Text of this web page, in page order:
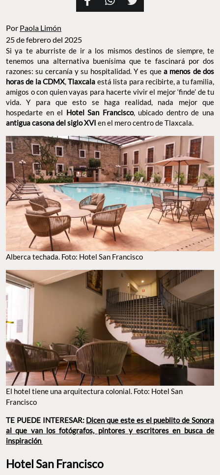
Por Paola Limón
25 de febrero del 2025
Si ya te aburriste de ir a los mismos destinos de siempre, te
tenemos una alternativa buenísima que te fascinará por dos
razones: su cercanía y su hospitalidad. Y es que a menos de dos
horas de la CDMX,Tlaxcala está lista para recibirte, a tu familia,
amigos o con quien vayas para hacerte vivir el mejor ‘finde’ de tu
vida. Y para que esto se haga realidad, nada mejor que
hospedarte en el Hotel San Francisco, ubicado dentro de una
antigua casona del siglo XVI en el mero centro de Tlaxcala.
Alberca techada. Foto: Hotel San Francisco
El hotel tiene una arquitectura colonial. Foto: Hotel San
Francisco
TE PUEDE INTERESAR: Dicen que este es el pueblito de Sonora
al que van los fotógrafos, pintores y escritores en busca de
inspiración
Hotel San Francisco